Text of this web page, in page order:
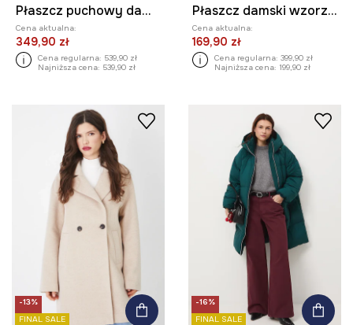
Płaszcz puchowy damski z paskiem
Cena aktualna:
349,90 zł
Cena regularna: 539,90 zł
Najniższa cena: 539,90 zł
Płaszcz damski wzorzysty kolor multicolor
Cena aktualna:
169,90 zł
Cena regularna: 399,90 zł
Najniższa cena: 199,90 zł
-13%
FINAL SALE
-16%
FINAL SALE